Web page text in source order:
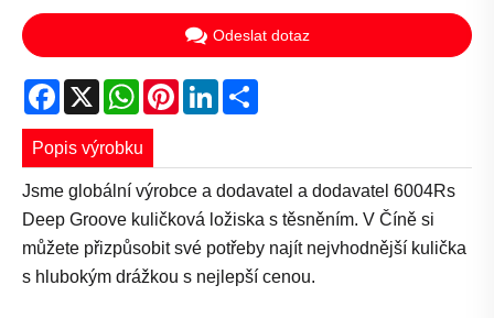
Odeslat dotaz
Facebook
X WhatsApp
PinterestLinkedIn
Popis výrobku
Jsme globální výrobce a dodavatel a dodavatel 6004Rs
Deep Groove kuličková ložiska s těsněním. V Číně si
můžete přizpůsobit své potřeby najít nejvhodnější kulička
s hlubokým drážkou s nejlepší cenou.